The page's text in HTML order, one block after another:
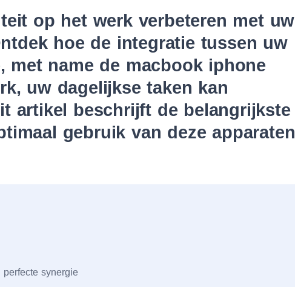
op het werk verbeteren met uw
hoe de integratie tussen uw
met name de macbook iphone
, uw dagelijkse taken kan
artikel beschrijft de belangrijkste
gebruik van deze apparaten
perfecte synergie